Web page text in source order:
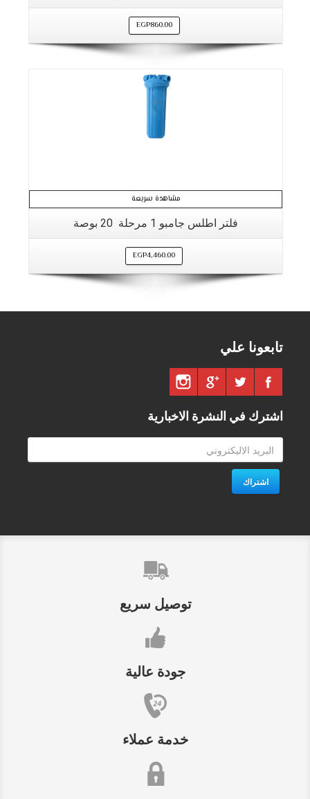
EGP860.00
مشاهدة سريعة
فلتر اطلس جامبو 1 مرحلة 20 بوصة
EGP4,460.00
تابعونا علي
اشترك في النشرة الاخبارية
اشتراك
توصيل سريع
جودة عالية
خدمة عملاء